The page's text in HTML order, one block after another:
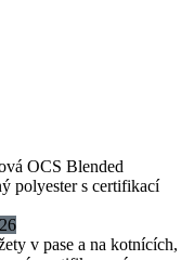
OCS Blended
polyester s certifikací
v pase a na kotnících,